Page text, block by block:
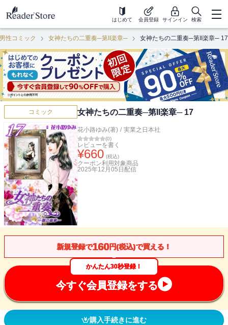
はじめて 会員登録 サインイン 検索
男性コミック 女神たちの二重奏─第II楽章─ 女神たちの二重奏─第II楽章─ 17
コミック 女神たちの二重奏─第II楽章─ 17
花小路ゆみ(著) / 実業之日本社
(0)
レビューを書く
¥660 (税込)
クーポン利用対象商品
2025年12月05日 配信
新規登録で160円(税込)で買える！
かんたん30秒登録！
今すぐ会員登録をする
購入手続きに進む